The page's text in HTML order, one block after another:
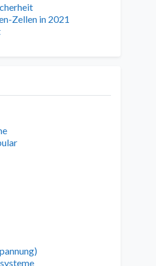
Zellen in 2021